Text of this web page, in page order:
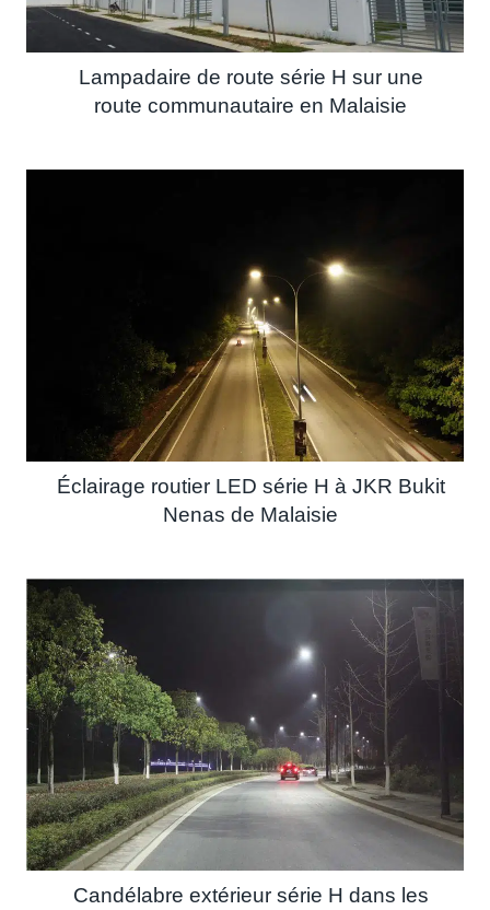
Lampadaire de route série H sur une
route communautaire en Malaisie
Éclairage routier LED série H à JKR Bukit
Nenas de Malaisie
Candélabre extérieur série H dans les